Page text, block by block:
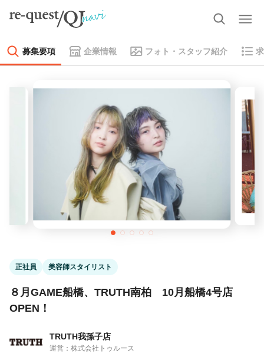
募集要項 企業情報 フォト・スタッフ紹介
正社員 美容師スタイリスト
８月GAME船橋、TRUTH南柏 10月船橋4号店
OPEN！
TRUTH我孫子店
運営：株式会社トゥルース